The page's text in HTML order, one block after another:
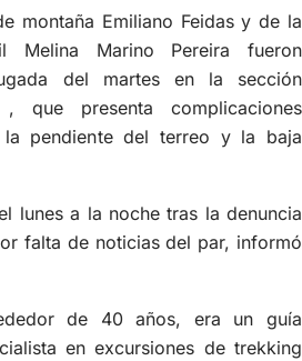
montaña Emiliano Feidas y de la
Melina Marino Pereira fueron
del martes en la sección
que presenta complicaciones
pendiente del terreo y la baja
lunes a la noche tras la denuncia
falta de noticias del par, informó
de 40 años, era un guía
en excursiones de trekking